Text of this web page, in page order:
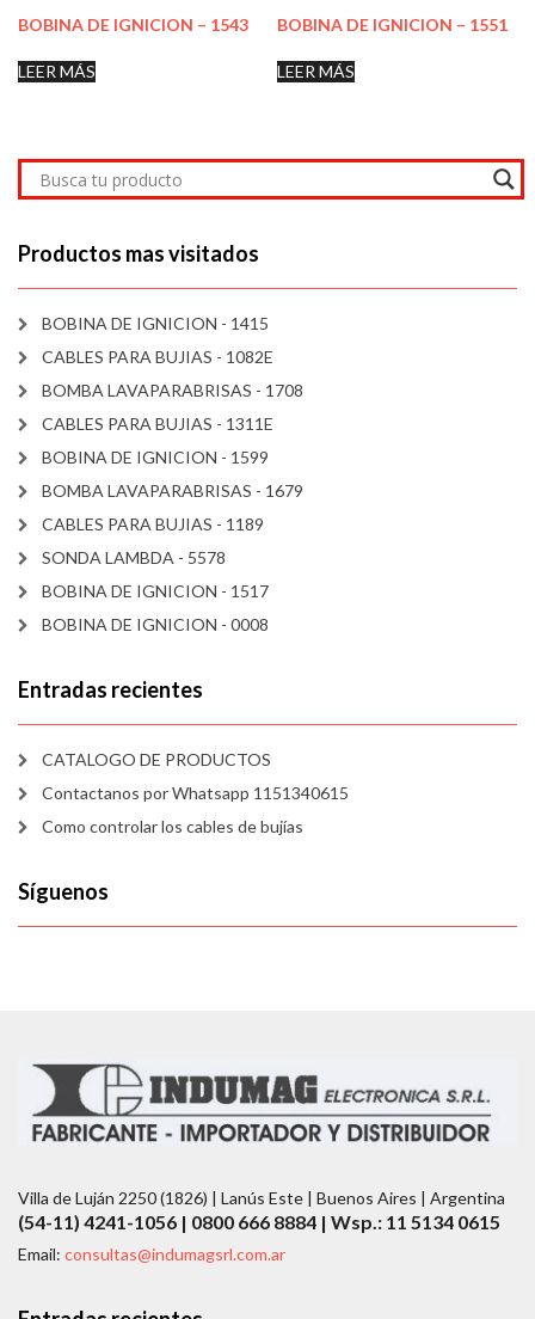
BOBINA DE IGNICION – 1543
LEER MÁS
BOBINA DE IGNICION – 1551
LEER MÁS
Productos mas visitados
BOBINA DE IGNICION - 1415
CABLES PARA BUJIAS - 1082E
BOMBA LAVAPARABRISAS - 1708
CABLES PARA BUJIAS - 1311E
BOBINA DE IGNICION - 1599
BOMBA LAVAPARABRISAS - 1679
CABLES PARA BUJIAS - 1189
SONDA LAMBDA - 5578
BOBINA DE IGNICION - 1517
BOBINA DE IGNICION - 0008
Entradas recientes
CATALOGO DE PRODUCTOS
Contactanos por Whatsapp 1151340615
Como controlar los cables de bujías
Síguenos
Villa de Luján 2250 (1826) | Lanús Este | Buenos Aires | Argentina
(54-11) 4241-1056 | 0800 666 8884 | Wsp.: 11 5134 0615
Email: consultas@indumagsrl.com.ar